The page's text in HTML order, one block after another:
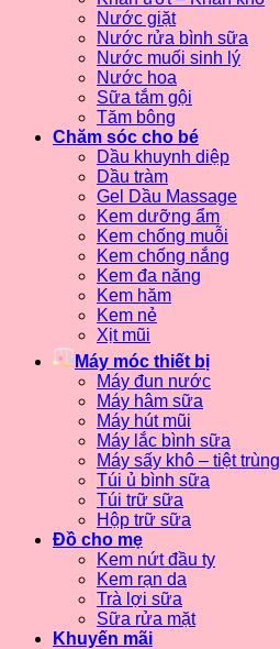
Nước giặt
Nước rửa bình sữa
Nước muối sinh lý
Nước hoa
Sữa tắm gội
Tăm bông
Chăm sóc cho bé
Dầu khuynh diệp
Dầu tràm
Gel Dầu Massage
Kem dưỡng ẩm
Kem chống muỗi
Kem chống nắng
Kem đa năng
Kem hăm
Kem nẻ
Xịt mũi
Máy móc thiết bị
Máy đun nước
Máy hâm sữa
Máy hút mũi
Máy lắc bình sữa
Máy sấy khô – tiệt trùng
Túi ủ bình sữa
Túi trữ sữa
Hộp trữ sữa
Đồ cho mẹ
Kem nứt đầu ty
Kem rạn da
Trà lợi sữa
Sữa rửa mặt
Khuyến mãi